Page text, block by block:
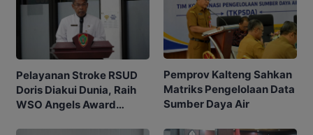
Pelayanan Stroke RSUD
Doris Diakui Dunia, Raih
WSO Angels Award
Pemprov Kalteng Sahkan
Matriks Pengelolaan Data
Sumber Daya Air